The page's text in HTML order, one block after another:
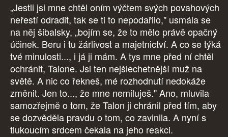
„Jestli jsi mne chtěl oním výčtem svých povahových
neřestí odradit, tak se ti to nepodařilo," usmála se
na něj šibalsky, „bojím se, že to mělo právě opačný
účinek. Beru i tu žárlivost a majetnictví. A co se týká
tvé minulosti..., i já ji mám. A tys mne před ní chtěl
ochránit, Talone. Jsi ten nejšlechetnější muž na
světě. A nic co řekneš, mé rozhodnutí nedokáže
změnit. Jen to..., že mne nemiluješ." Ano, mluvila
samozřejmě o tom, že Talon ji chránil před tím, aby
se dozvěděla pravdu o tom, co zavinila. A nyní s
tlukoucím srdcem čekala na jeho reakci.